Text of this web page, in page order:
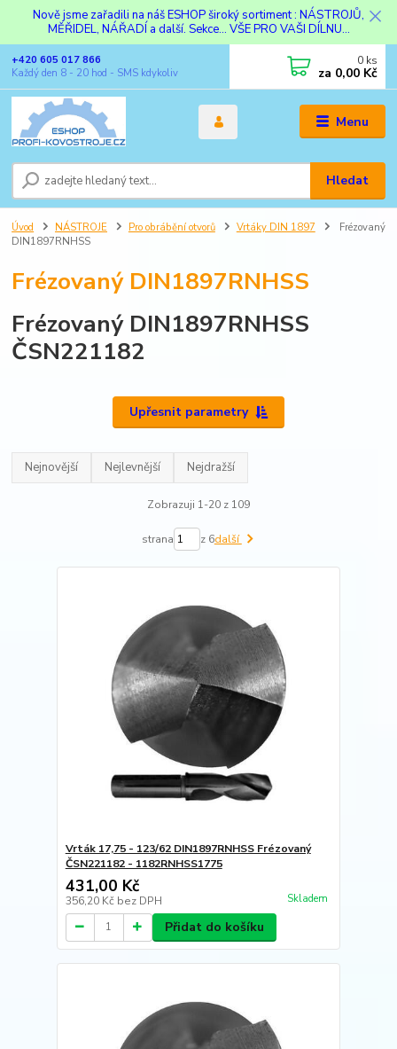
Nově jsme zařadili na náš ESHOP široký sortiment : NÁSTROJŮ,
MĚŘIDEL, NÁŘADÍ a další. Sekce... VŠE PRO VAŠI DÍLNU...
Menu
Hledat
+420 605 017 866
Každý den 8 - 20 hod - SMS kdykoliv
0 ks
za 0,00 Kč
Úvod NÁSTROJE Pro obrábění otvorů Vrtáky DIN 1897
Frézovaný
DIN1897RNHSS
Frézovaný DIN1897RNHSS
Frézovaný DIN1897RNHSS
ČSN221182
Upřesnit parametry
Nejnovější Nejlevnější Nejdražší
Zobrazuji 1-20 z 109
strana z 6další
Vrták 17,75 - 123/62 DIN1897RNHSS Frézovaný
ČSN221182 - 1182RNHSS1775
431,00 Kč
356,20 Kč bez DPH Skladem
Přidat do košíku